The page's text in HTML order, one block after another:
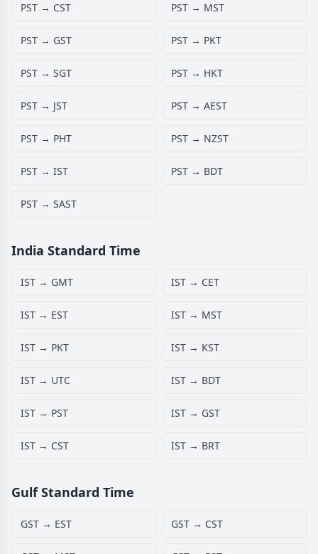
PST → CST PST → MST
PST → GST PST → PKT
PST → SGT PST → HKT
PST → JST PST → AEST
PST → PHT PST → NZST
PST → IST PST → BDT
PST → SAST
India Standard Time
IST → GMT IST → CET
IST → EST IST → MST
IST → PKT IST → KST
IST → UTC IST → BDT
IST → PST IST → GST
IST → CST IST → BRT
Gulf Standard Time
GST → EST GST → CST